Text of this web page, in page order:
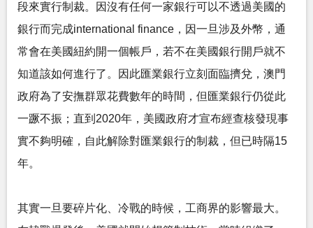
段來實行制裁。因沒有任何一家銀行可以不透過美國的
銀行而完成international finance，因一旦涉及外幣，通
常會在美國紐約開一個帳戶，若不在美國銀行開戶就不
知道該如何進行了。因此匯業銀行立刻面臨擠兌，澳門
政府為了安撫群眾花費數年的時間，但匯業銀行仍從此
一蹶不振；直到2020年，美國政府才宣布經查核發現事
實不夠明確，自此解除對匯業銀行的制裁，但已時隔15
年。
其實一旦要碎片化、冷戰的時候，工商界的影響最大。